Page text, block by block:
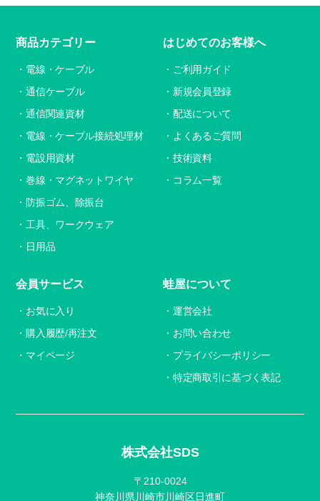
株式会社SDS
〒210-0024
神奈川県川崎市川崎区日進町
商品カテゴリー
電線・ケーブル
通信ケーブル
通信関連資材
電線・ケーブル接続処理材
電設用資材
巻線・マグネットワイヤ
防振ゴム、除振台
工具、ワークウェア
日用品
はじめてのお客様へ
ご利用ガイド
新規会員登録
配送について
よくあるご質問
技術資料
コラム一覧
会員サービス
お気に入り
購入履歴/再注文
マイページ
蛙屋について
運営会社
お問い合わせ
プライバシーポリシー
特定商取引に基づく表記